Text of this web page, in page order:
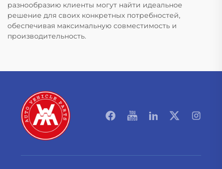
разнообразию клиенты могут найти идеальное
решение для своих конкретных потребностей,
обеспечивая максимальную совместимость и
производительность.